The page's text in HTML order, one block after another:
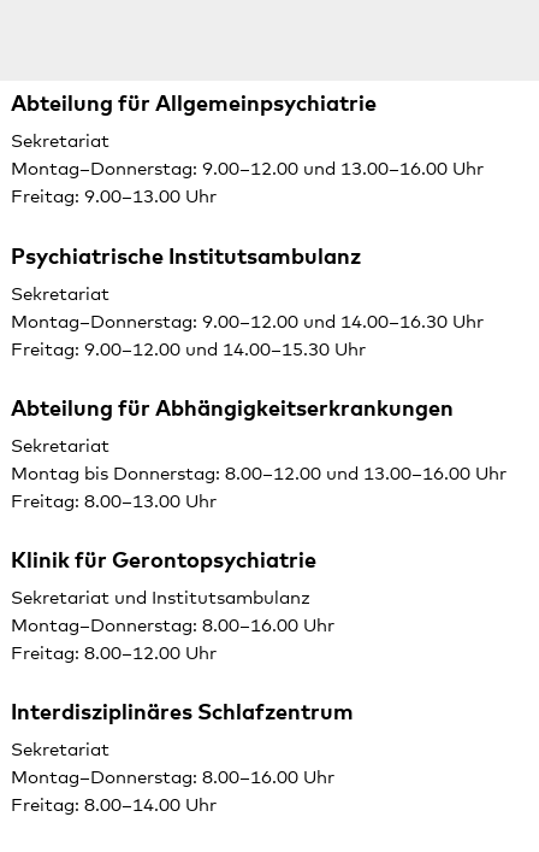
Abteilung für Allgemeinpsychiatrie
Sekretariat
Montag–Donnerstag: 9.00–12.00 und 13.00–16.00 Uhr
Freitag: 9.00–13.00 Uhr
Psychiatrische Institutsambulanz
Sekretariat
Montag–Donnerstag: 9.00–12.00 und 14.00–16.30 Uhr
Freitag: 9.00–12.00 und 14.00–15.30 Uhr
Abteilung für Abhängigkeitserkrankungen
Sekretariat
Montag bis Donnerstag: 8.00–12.00 und 13.00–16.00 Uhr
Freitag: 8.00–13.00 Uhr
Klinik für Gerontopsychiatrie
Sekretariat und Institutsambulanz
Montag–Donnerstag: 8.00–16.00 Uhr
Freitag: 8.00–12.00 Uhr
Interdisziplinäres Schlafzentrum
Sekretariat
Montag–Donnerstag: 8.00–16.00 Uhr
Freitag: 8.00–14.00 Uhr